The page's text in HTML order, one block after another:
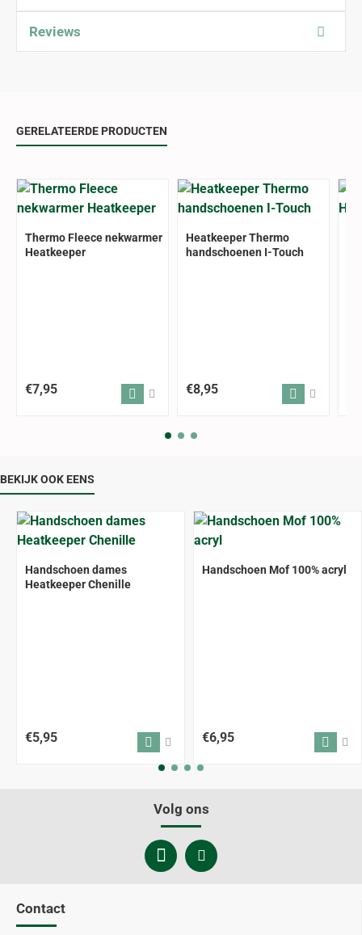
Reviews
GERELATEERDE PRODUCTEN
Thermo Fleece nekwarmer
Heatkeeper
€7,95
Heatkeeper Thermo
handschoenen I-Touch
€8,95
BEKIJK OOK EENS
Handschoen dames
Heatkeeper Chenille
€5,95
Handschoen Mof 100% acryl
€6,95
Volg ons
Contact